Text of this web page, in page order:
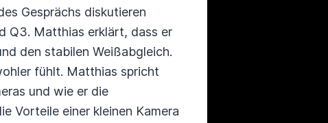
Gesprächs diskutieren
Q3. Matthias erklärt, dass er
den stabilen Weißabgleich.
fühlt. Matthias spricht
und wie er die
Vorteile einer kleinen Kamera